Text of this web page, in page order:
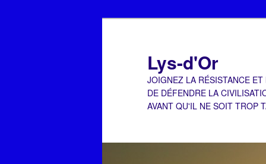
Lys-d'Or
JOIGNEZ LA RÉSISTANCE
DE DÉFENDRE LA
AVANT QU'IL NE SOIT TROP